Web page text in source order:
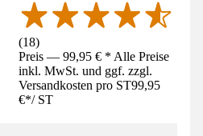
(18)
Preis — 99,95 € * Alle Preise
inkl. MwSt. und ggf. zzgl.
Versandkosten pro ST99,95
€*/ ST